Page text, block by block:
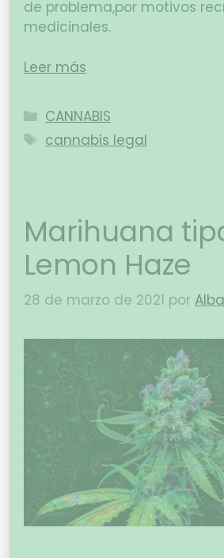
de problema,por motivos
medicinales.
Leer más
CANNABIS
cannabis legal
Marihuana
Lemon Haze
28 de marzo de 2021 por